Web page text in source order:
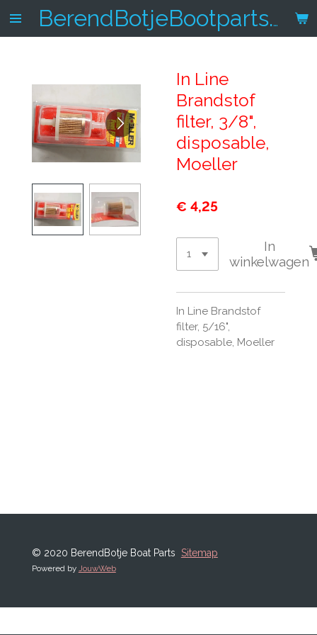
Ga
BerendBotjeBootparts.nl
In Line
Brandstof
filter, 3/8",
disposable,
Moeller
€ 4,25
In
winkelwagen
In Line Brandstof
filter, 5/16",
disposable, Moeller
© 2020 BerendBotje Boat Parts Sitemap
Powered by JouwWeb